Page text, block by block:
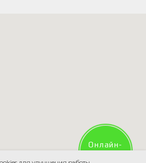
Онлайн-